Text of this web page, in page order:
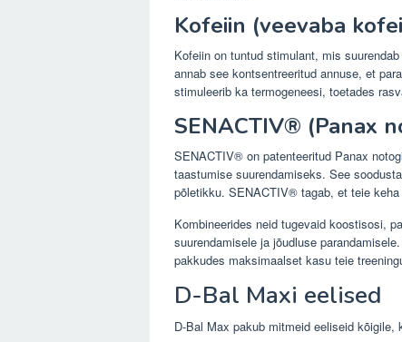
Kofeiin (veevaba
Kofeiin on tuntud stimulant, mis
annab see kontsentreeritud annuse, et
stimuleerib ka termogeneesi, toetades
SENACTIV® (Panax
SENACTIV® on patenteeritud Panax
taastumise suurendamiseks. See
põletikku. SENACTIV® tagab, et teie
Kombineerides neid tugevaid koostisosi,
suurendamisele ja jõudluse
pakkudes maksimaalset kasu teie
D-Bal Maxi eelised
D-Bal Max pakub mitmeid eeliseid